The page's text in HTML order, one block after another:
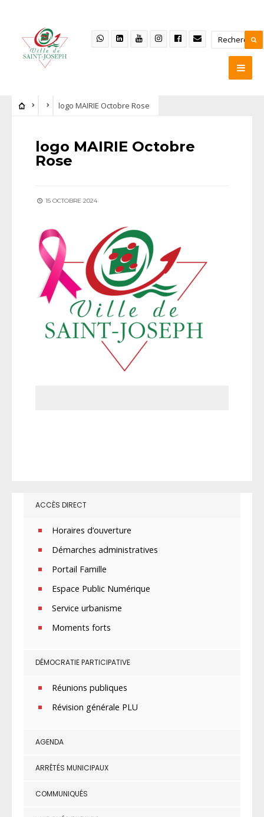
logo MAIRIE Octobre Rose
logo MAIRIE Octobre
Rose
15 OCTOBRE 2024
ACCÈS DIRECT
Horaires d’ouverture
Démarches administratives
Portail Famille
Espace Public Numérique
Service urbanisme
Moments forts
DÉMOCRATIE PARTICIPATIVE
Réunions publiques
Révision générale PLU
AGENDA
ARRÊTÉS MUNICIPAUX
COMMUNIQUÉS